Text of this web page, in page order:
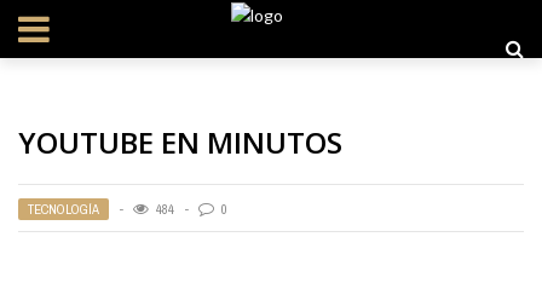
YOUTUBE EN MINUTOS
TECNOLOGÍA 484 0